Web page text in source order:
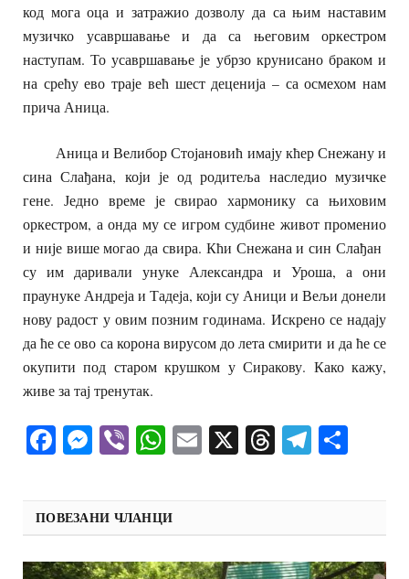
код мога оца и затражио дозволу да са њим наставим
музичко усавршавање и да са његовим оркестром
наступам. То усавршавање је убрзо крунисано браком и
на срећу ево траје већ шест деценија – са осмехом нам
прича Аница.
Аница и Велибор Стојановић имају кћер Снежану и
сина Слађана, који је од родитеља наследио музичке
гене. Једно време је свирао хармонику са њиховим
оркестром, а онда му се игром судбине живот променио
и није више могао да свира. Кћи Снежана и син Слађан
су им даривали унуке Александра и Уроша, а они
праунуке Андреја и Тадеја, који су Аници и Вељи донели
нову радост у овим позним годинама. Искрено се надају
да ће се ово са корона вирусом до лета смирити и да ће се
окупити под старом крушком у Сиракову. Како кажу,
живе за тај тренутак.
Facebook
Messenger
ViberWhatsApp
Email
X Threads
ПОВЕЗАНИ ЧЛАНЦИ